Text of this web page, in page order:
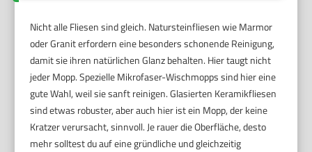
Nicht alle Fliesen sind gleich. Natursteinfliesen wie Marmor
oder Granit erfordern eine besonders schonende Reinigung,
damit sie ihren natürlichen Glanz behalten. Hier taugt nicht
jeder Mopp. Spezielle Mikrofaser-Wischmopps sind hier eine
gute Wahl, weil sie sanft reinigen. Glasierten Keramikfliesen
sind etwas robuster, aber auch hier ist ein Mopp, der keine
Kratzer verursacht, sinnvoll. Je rauer die Oberfläche, desto
mehr solltest du auf eine gründliche und gleichzeitig